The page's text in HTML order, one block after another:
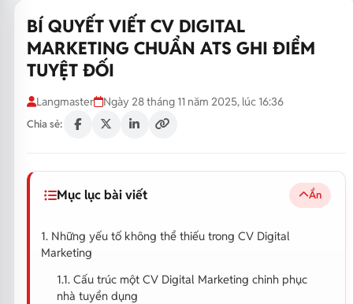
BÍ QUYẾT VIẾT CV DIGITAL
MARKETING CHUẨN ATS GHI ĐIỂM
TUYỆT ĐỐI
Langmaster Ngày 28 tháng 11 năm 2025, lúc 16:36
Chia sẻ:
Mục lục bài viết Ẩn
1. Những yếu tố không thể thiếu trong CV Digital
Marketing
1.1. Cấu trúc một CV Digital Marketing chinh phục
nhà tuyển dụng